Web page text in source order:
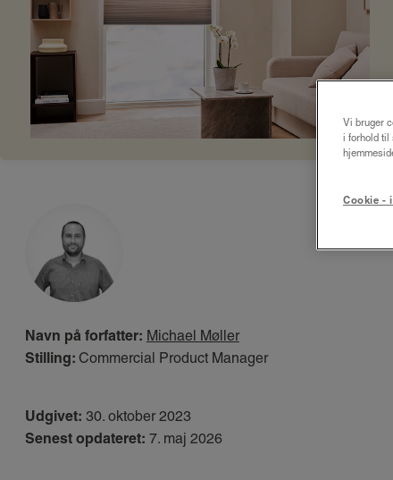
Navn på forfatter: Michael Møller
Stilling: Commercial Product Manager
Udgivet: 30. oktober 2023
Senest opdateret: 7. maj 2026
Vi bruger
i forhold til
Cookie -